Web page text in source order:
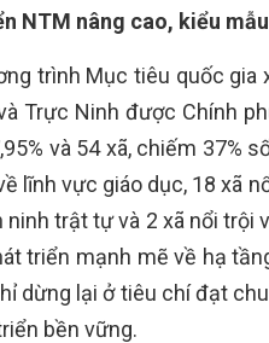
NTM nâng cao, kiểu mẫu
trình Mục tiêu quốc
Trực Ninh được Chính
và 54 xã, chiếm 37%
lĩnh vực giáo dục, 18 xã
ninh trật tự và 2 xã nổi
triển mạnh mẽ về hạ
dừng lại ở tiêu chí đạt
bền vững.